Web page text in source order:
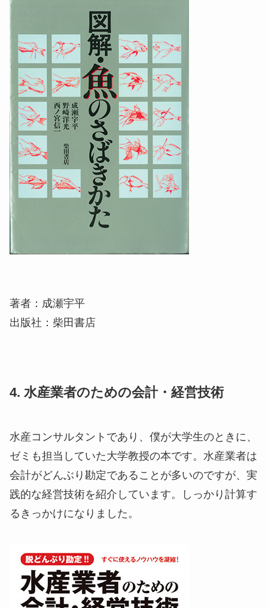
著者：成瀬宇平
出版社：柴田書店
4. 水産業者のための会計・経営技術
水産コンサルタントであり、僕が大学生のときに、
ゼミも担当していた大学教授の本です。水産業者は
会計がどんぶり勘定であることが多いのですが、実
践的な経営技術を紹介しています。しっかり計算す
るきっかけになりました。